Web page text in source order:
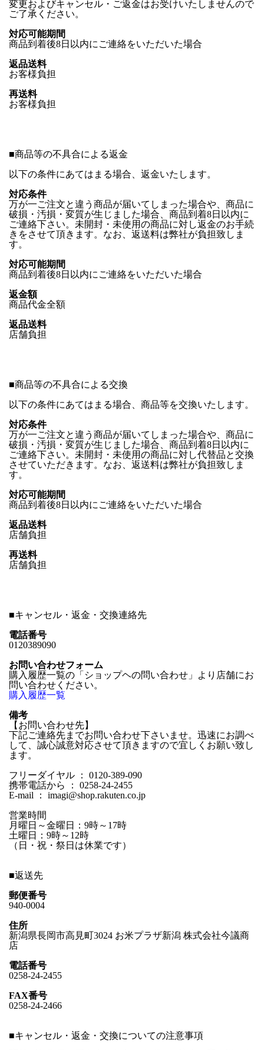
変更およびキャンセル・ご返金はお受けいたしませんので
ご了承ください。
対応可能期間
商品到着後8日以内にご連絡をいただいた場合
返品送料
お客様負担
再送料
お客様負担
■商品等の不具合による返金
以下の条件にあてはまる場合、返金いたします。
対応条件
万が一ご注文と違う商品が届いてしまった場合や、商品に
破損・汚損・変質が生じました場合、商品到着8日以内に
ご連絡下さい。未開封・未使用の商品に対し返金のお手続
きをさせて頂きます。なお、返送料は弊社が負担致しま
す。
対応可能期間
商品到着後8日以内にご連絡をいただいた場合
返金額
商品代金全額
返品送料
店舗負担
■商品等の不具合による交換
以下の条件にあてはまる場合、商品等を交換いたします。
対応条件
万が一ご注文と違う商品が届いてしまった場合や、商品に
破損・汚損・変質が生じました場合、商品到着8日以内に
ご連絡下さい。未開封・未使用の商品に対し代替品と交換
させていただきます。なお、返送料は弊社が負担致しま
す。
対応可能期間
商品到着後8日以内にご連絡をいただいた場合
返品送料
店舗負担
再送料
店舗負担
■キャンセル・返金・交換連絡先
電話番号
0120389090
お問い合わせフォーム
購入履歴一覧の「ショップヘの問い合わせ」より店舗にお
問い合わせください。
購入履歴一覧
備考
【お問い合わせ先】
下記ご連絡先までお問い合わせ下さいませ。迅速にお調べ
して、誠心誠意対応させて頂きますので宜しくお願い致し
ます。
フリーダイヤル ： 0120-389-090
携帯電話から ： 0258-24-2455
E-mail ： imagi@shop.rakuten.co.jp
営業時間
月曜日～金曜日：9時～17時
土曜日：9時～12時
（日・祝・祭日は休業です）
■返送先
郵便番号
940-0004
住所
新潟県長岡市高見町3024 お米プラザ新潟 株式会社今議商
店
電話番号
0258-24-2455
FAX番号
0258-24-2466
■キャンセル・返金・交換についての注意事項